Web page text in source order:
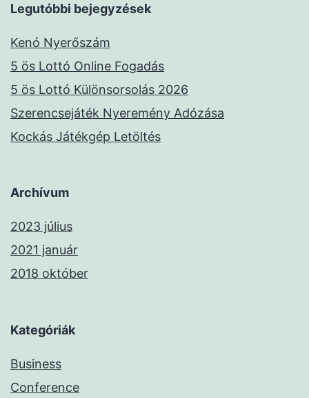
Legutóbbi bejegyzések
Kenó Nyerőszám
5 ös Lottó Online Fogadás
5 ös Lottó Különsorsolás 2026
Szerencsejáték Nyeremény Adózása
Kockás Játékgép Letöltés
Archívum
2023 július
2021 január
2018 október
Kategóriák
Business
Conference